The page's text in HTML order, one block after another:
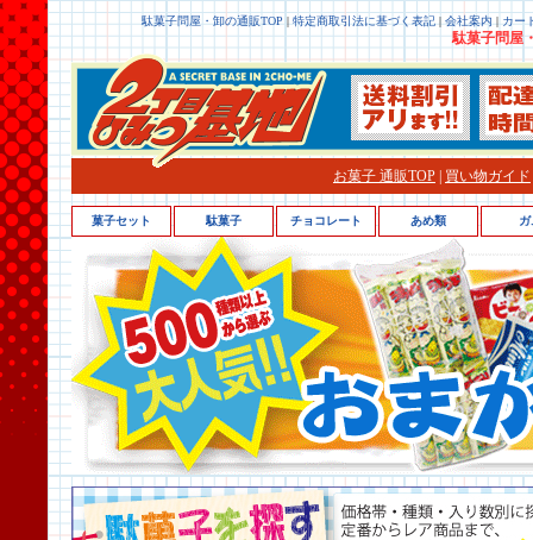
駄菓子問屋・卸の通販TOP | 特定商取引法に基づく表記 | 会社案内 | カー
駄菓子問屋
お菓子 通販TOP 買い物ガイド